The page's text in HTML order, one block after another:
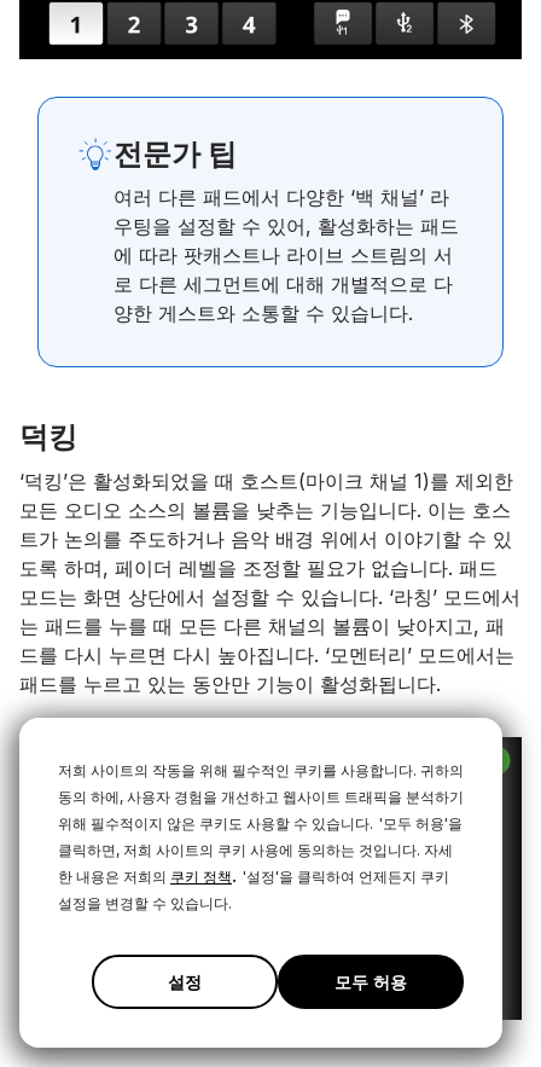
저희 사이트의 작동을 위해 필수적인 쿠키를 사용합니다. 귀하의
동의 하에, 사용자 경험을 개선하고 웹사이트 트래픽을 분석하기
위해 필수적이지 않은 쿠키도 사용할 수 있습니다. '모두 허용'을
클릭하면, 저희 사이트의 쿠키 사용에 동의하는 것입니다. 자세
한 내용은 저희의 쿠키 정책. '설정'을 클릭하여 언제든지 쿠키
설정을 변경할 수 있습니다.
설정 모두 허용
전문가 팁
여러 다른 패드에서 다양한 ‘백 채널’ 라
우팅을 설정할 수 있어, 활성화하는 패드
에 따라 팟캐스트나 라이브 스트림의 서
로 다른 세그먼트에 대해 개별적으로 다
양한 게스트와 소통할 수 있습니다.
덕킹
‘덕킹’은 활성화되었을 때 호스트(마이크 채널 1)를 제외한
모든 오디오 소스의 볼륨을 낮추는 기능입니다. 이는 호스
트가 논의를 주도하거나 음악 배경 위에서 이야기할 수 있
도록 하며, 페이더 레벨을 조정할 필요가 없습니다. 패드
모드는 화면 상단에서 설정할 수 있습니다. ‘라칭’ 모드에서
는 패드를 누를 때 모든 다른 채널의 볼륨이 낮아지고, 패
드를 다시 누르면 다시 높아집니다. ‘모멘터리’ 모드에서는
패드를 누르고 있는 동안만 기능이 활성화됩니다.